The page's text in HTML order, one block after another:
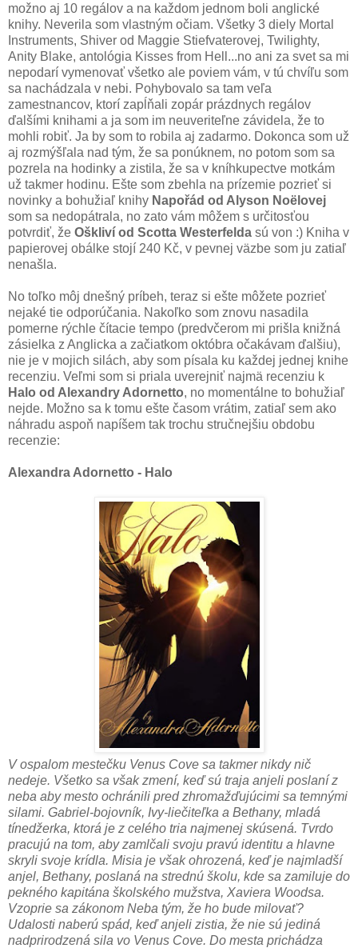
možno aj 10 regálov a na každom jednom boli anglické
knihy. Neverila som vlastným očiam. Všetky 3 diely Mortal
Instruments, Shiver od Maggie Stiefvaterovej, Twilighty,
Anity Blake, antológia Kisses from Hell...no ani za svet sa mi
nepodarí vymenovať všetko ale poviem vám, v tú chvíľu som
sa nachádzala v nebi. Pohybovalo sa tam veľa
zamestnancov, ktorí zapĺňali zopár prázdnych regálov
ďalšími knihami a ja som im neuveriteľne závidela, že to
mohli robiť. Ja by som to robila aj zadarmo. Dokonca som už
aj rozmýšľala nad tým, že sa ponúknem, no potom som sa
pozrela na hodinky a zistila, že sa v kníhkupectve motkám
už takmer hodinu. Ešte som zbehla na prízemie pozrieť si
novinky a bohužiaľ knihy Napořád od Alyson Noëlovej
som sa nedopátrala, no zato vám môžem s určitosťou
potvrdiť, že Oškliví od Scotta Westerfelda sú von :) Kniha v
papierovej obálke stojí 240 Kč, v pevnej väzbe som ju zatiaľ
nenašla.
No toľko môj dnešný príbeh, teraz si ešte môžete pozrieť
nejaké tie odporúčania. Nakoľko som znovu nasadila
pomerne rýchle čítacie tempo (predvčerom mi prišla knižná
zásielka z Anglicka a začiatkom októbra očakávam ďalšiu),
nie je v mojich silách, aby som písala ku každej jednej knihe
recenziu. Veľmi som si priala uverejniť najmä recenziu k
Halo od Alexandry Adornetto, no momentálne to bohužiaľ
nejde. Možno sa k tomu ešte časom vrátim, zatiaľ sem ako
náhradu aspoň napíšem tak trochu stručnejšiu obdobu
recenzie:
Alexandra Adornetto - Halo
V ospalom mestečku Venus Cove sa takmer nikdy nič
nedeje. Všetko sa však zmení, keď sú traja anjeli poslaní z
neba aby mesto ochránili pred zhromažďujúcimi sa temnými
silami. Gabriel-bojovník, Ivy-liečiteľka a Bethany, mladá
tínedžerka, ktorá je z celého tria najmenej skúsená. Tvrdo
pracujú na tom, aby zamlčali svoju pravú identitu a hlavne
skryli svoje krídla. Misia je však ohrozená, keď je najmladší
anjel, Bethany, poslaná na strednú školu, kde sa zamiluje do
pekného kapitána školského mužstva, Xaviera Woodsa.
Vzoprie sa zákonom Neba tým, že ho bude milovať?
Udalosti naberú spád, keď anjeli zistia, že nie sú jediná
nadprirodzená sila vo Venus Cove. Do mesta prichádza